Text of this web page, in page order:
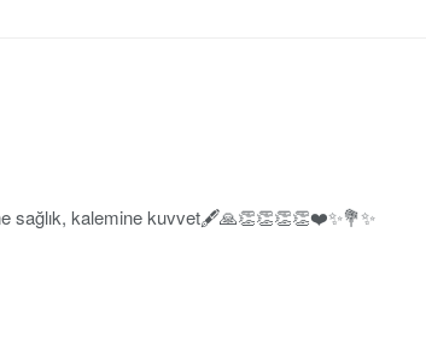
sağlık, kalemine kuvvet🖋🙏👏👏👏👏❤️✨️💐✨️